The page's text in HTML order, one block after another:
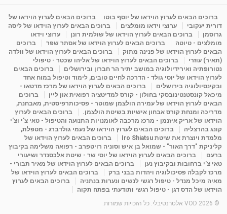
09:12
מדיטציה בדמיון מודרך - היכרות עם האני הפנימי
מאת admin 11 שנים 3,644 צפיות
פנינה מתוק - מרכז "נתיב הלב" בהרצליה-
מדיטציה-התחדשות
Shahar-vod
ברוכים הבאים לערוץ הוידאו של יוסף בוטו
ברוכים הבאים לערוץ הוידאו של
דורית יעקובי
ערוצי וידאו מומלצים
ברוכים הבאים לערוץ הוידאו של ליסה
גרוסמן
ברוכים הבאים לערוץ הוידאו של שולמית רונן
ערוצי וידאו
מומלצים - טיוטה
ברוכים הבאים לערוץ הוידאו של אסתר שפר
ברוכים
הבאים לערוץ הוידאו של פנינה מתוק
ברוכים הבאים לערוץ הוידאו של וולדה
(תאיר) עוזרי
ברוכים הבאים לערוץ הוידאו של אליהו שכטר - טיפולי
נטורופתיה ואירידיולוגיה במושב יתיר הר חברון ובירושלים
ברוכים הבאים
לערוץ הוידאו של יוסי גולד - הדרכה לחיים טובים, לימוד וטיפול במוח אחד
ובקינסיולוגיה בירושלים
ברוכים הבאים לערוץ הוידאו של מרכז מדטאו -
מיכאל קונסטנטינובסקי בחולון - קורס למדיטציה רפואית און ליין
ברוכים
הבאים לערוץ הוידאו של עמירה הולצמן שמוטר - פסיכותרפיסטית, מאבחנת,
מדריכה ומנחת קורס אבחון אישיות בשיטת הולצמן.
ברוכים הבאים לערוץ
הוידאו של אריק איזנמן - מרכז מרכבה לאומנויות התנועה והטיפול - טאי צ'י וצ'י
קונג בהרצליה
ברוכים הבאים לערוץ הוידאו של נעמי גולדברג - מטפלת,
מלמדת ויוצרת את שיטת Iro Shiatsu
ברוכים הבאים לערוץ הוידאו של
קליניקת "דרך האור" - שמואל בן איש וסוניה רויטפרב - רפואה משלימה בקיבוץ
ברעם
ברוכים הבאים לערוץ הוידאו של יוסי שר - שיטת אלכסנדר ושיעורי
טאי צ'י ברחובות ובקיבוץ נען
ברוכים הבאים לערוץ הוידאו של מאיר תבורי -
מרכז לקבלה פסיכולוגיה ויהדות בבני ברק
ברוכים הבאים לערוץ הוידאו של
מאיה מיכל מנדל - טיפול רגשי לנשים ונערות בנתניה
ברוכים הבאים לערוץ
הוידאו של הדס דגן - טיפול רגשי ותודעתי בפתח תקוה
© 2026 VOD אלטרנטיבלי. כל הזכויות שמורות.